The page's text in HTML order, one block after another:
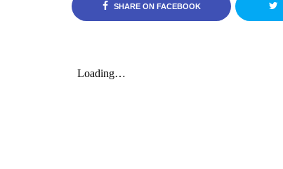
SHARE ON FACEBOOK